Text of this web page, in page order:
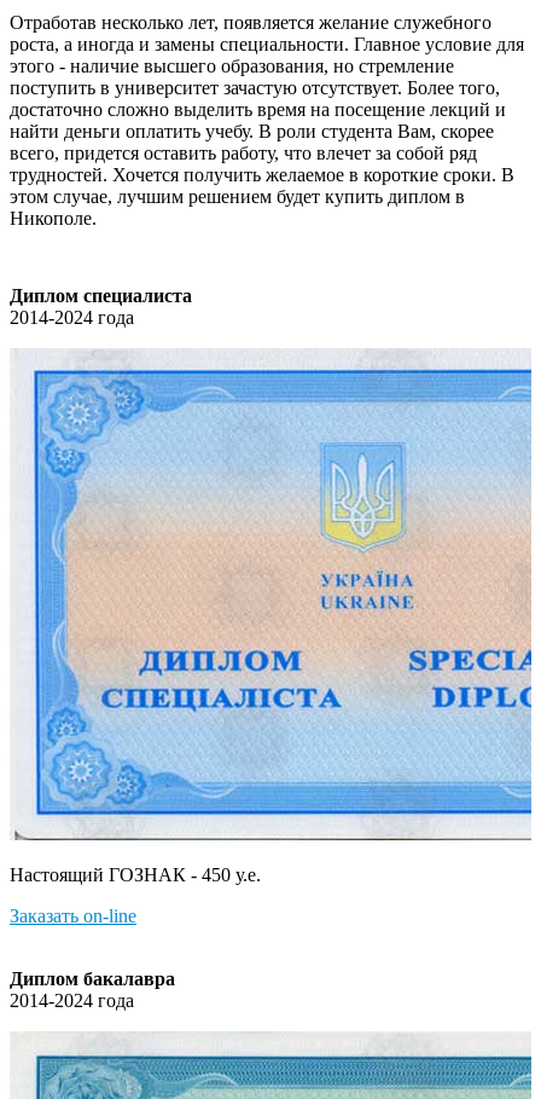
Отработав несколько лет, появляется желание служебного
роста, а иногда и замены специальности. Главное условие для
этого - наличие высшего образования, но стремление
поступить в университет зачастую отсутствует. Более того,
достаточно сложно выделить время на посещение лекций и
найти деньги оплатить учебу. В роли студента Вам, скорее
всего, придется оставить работу, что влечет за собой ряд
трудностей. Хочется получить желаемое в короткие сроки. В
этом случае, лучшим решением будет купить диплом в
Никополе.
Диплом специалиста
2014-2024 года
Настоящий ГОЗНАК - 450 у.е.
Заказать on-line
Диплом бакалавра
2014-2024 года